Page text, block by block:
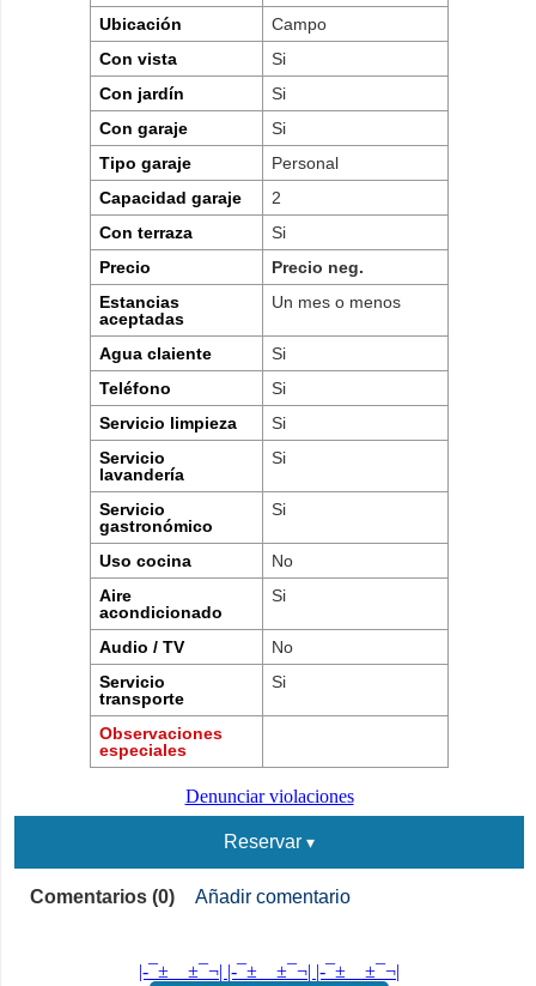
Ubicación
Campo
Con vista
Si
Con jardín
Si
Con garaje
Si
Tipo garaje
Personal
Capacidad garaje
2
Con terraza
Si
Precio
Precio neg.
Estancias
aceptadas
Un mes o menos
Agua claiente
Si
Teléfono
Si
Servicio limpieza
Si
Servicio
lavandería
Si
Servicio
gastronómico
Si
Uso cocina
No
Aire
acondicionado
Si
Audio / TV
No
Servicio
transporte
Si
Observaciones
especiales
Denunciar violaciones
Reservar
Comentarios (0) Añadir comentario
|-¯±­__­±¯¬| |-¯±­__­±¯¬| |-¯±­__­±¯¬|